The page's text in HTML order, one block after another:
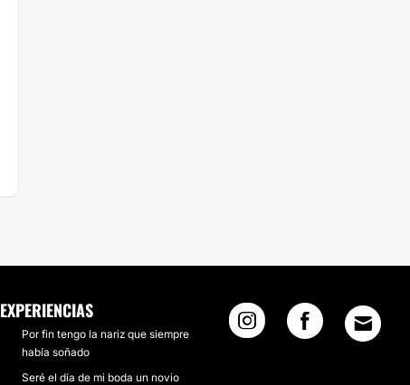
EXPERIENCIAS
Por fin tengo la nariz que siempre
había soñado
Seré el día de mi boda un novio